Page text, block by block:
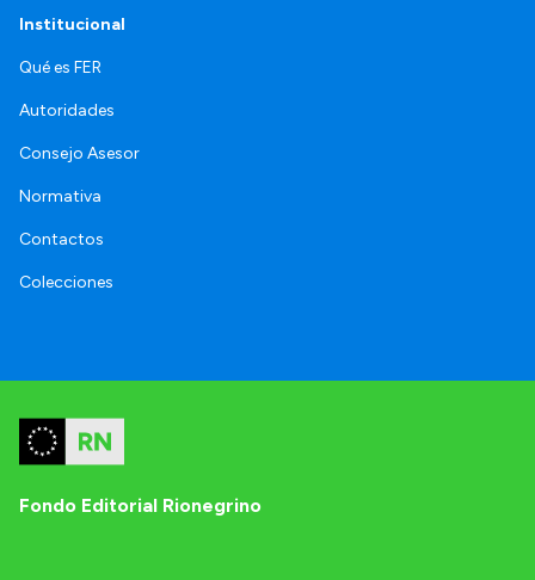
Institucional
Qué es FER
Autoridades
Consejo Asesor
Normativa
Contactos
Colecciones
Fondo Editorial Rionegrino